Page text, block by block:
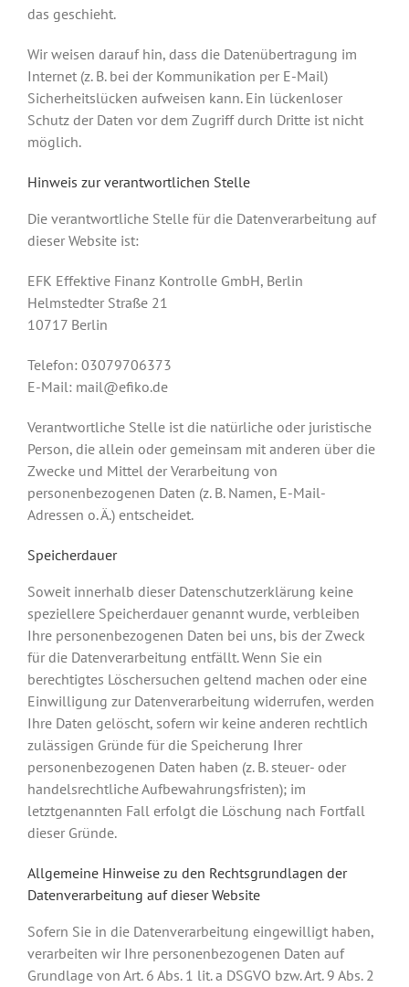
das geschieht.
Wir weisen darauf hin, dass die Datenübertragung im
Internet (z. B. bei der Kommunikation per E-Mail)
Sicherheitslücken aufweisen kann. Ein lückenloser
Schutz der Daten vor dem Zugriff durch Dritte ist nicht
möglich.
Hinweis zur verantwortlichen Stelle
Die verantwortliche Stelle für die Datenverarbeitung auf
dieser Website ist:
EFK Effektive Finanz Kontrolle GmbH, Berlin
Helmstedter Straße 21
10717 Berlin
Telefon: 03079706373
E-Mail: mail@efiko.de
Verantwortliche Stelle ist die natürliche oder juristische
Person, die allein oder gemeinsam mit anderen über die
Zwecke und Mittel der Verarbeitung von
personenbezogenen Daten (z. B. Namen, E-Mail-
Adressen o. Ä.) entscheidet.
Speicherdauer
Soweit innerhalb dieser Datenschutzerklärung keine
speziellere Speicherdauer genannt wurde, verbleiben
Ihre personenbezogenen Daten bei uns, bis der Zweck
für die Datenverarbeitung entfällt. Wenn Sie ein
berechtigtes Löschersuchen geltend machen oder eine
Einwilligung zur Datenverarbeitung widerrufen, werden
Ihre Daten gelöscht, sofern wir keine anderen rechtlich
zulässigen Gründe für die Speicherung Ihrer
personenbezogenen Daten haben (z. B. steuer- oder
handelsrechtliche Aufbewahrungsfristen); im
letztgenannten Fall erfolgt die Löschung nach Fortfall
dieser Gründe.
Allgemeine Hinweise zu den Rechtsgrundlagen der
Datenverarbeitung auf dieser Website
Sofern Sie in die Datenverarbeitung eingewilligt haben,
verarbeiten wir Ihre personenbezogenen Daten auf
Grundlage von Art. 6 Abs. 1 lit. a DSGVO bzw. Art. 9 Abs. 2